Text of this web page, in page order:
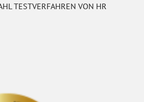
TESTVERFAHREN VON HR